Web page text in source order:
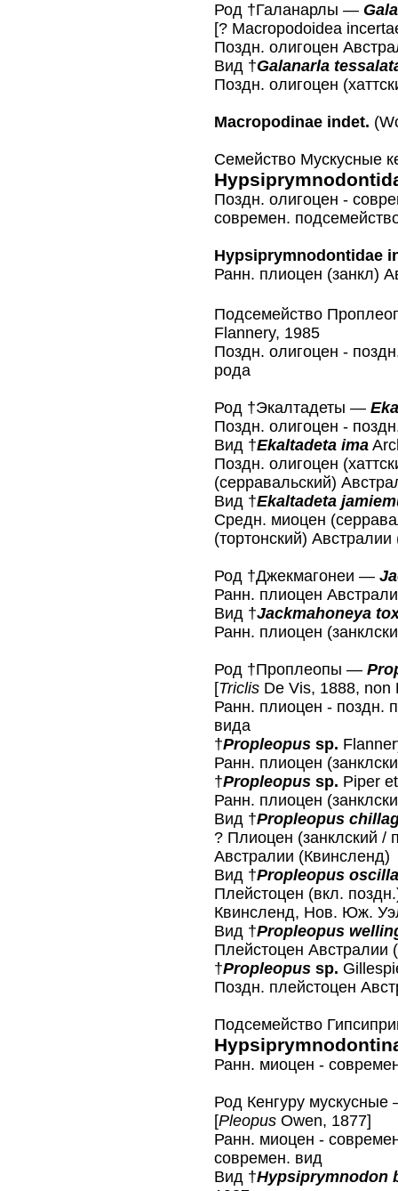
Род †Галанарлы —
[? Macropodoidea
Поздн. олигоцен
Вид †Galanarla
Поздн. олигоцен
Macropodinae indet.
Семейство Мускусные
Поздн. олигоцен -
современ.
Hypsiprymnodontidae
Ранн. плиоцен (занкл)
Подсемейство
Flannery, 1985
Поздн. олигоцен -
рода
Род †Экалтадеты —
Поздн. олигоцен -
Вид †Ekaltadeta ima
Поздн. олигоцен
(серравальский)
Вид †Ekaltadeta
Средн. миоцен
(тортонский)
Род †Джекмагонеи —
Ранн. плиоцен
Вид †Jackmahoneyа
Ранн. плиоцен
Род †Проплеопы —
[Triclis De Vis, 1888, non
Ранн. плиоцен - поздн.
вида
†Propleopus sp.
Ранн. плиоцен
†Propleopus sp. Piper
Ранн. плиоцен
Вид †Propleopus
? Плиоцен (занклский /
Австралии (Квинсленд)
Вид †Propleopus
Плейстоцен (вкл.
Квинсленд, Нов. Юж.
Вид †Propleopus
Плейстоцен
†Propleopus sp.
Поздн. плейстоцен
Подсемейство
Ранн. миоцен -
Род Кенгуру
[Pleopus Owen, 1877]
Ранн. миоцен -
современ. вид
Вид †Hypsiprymnodon